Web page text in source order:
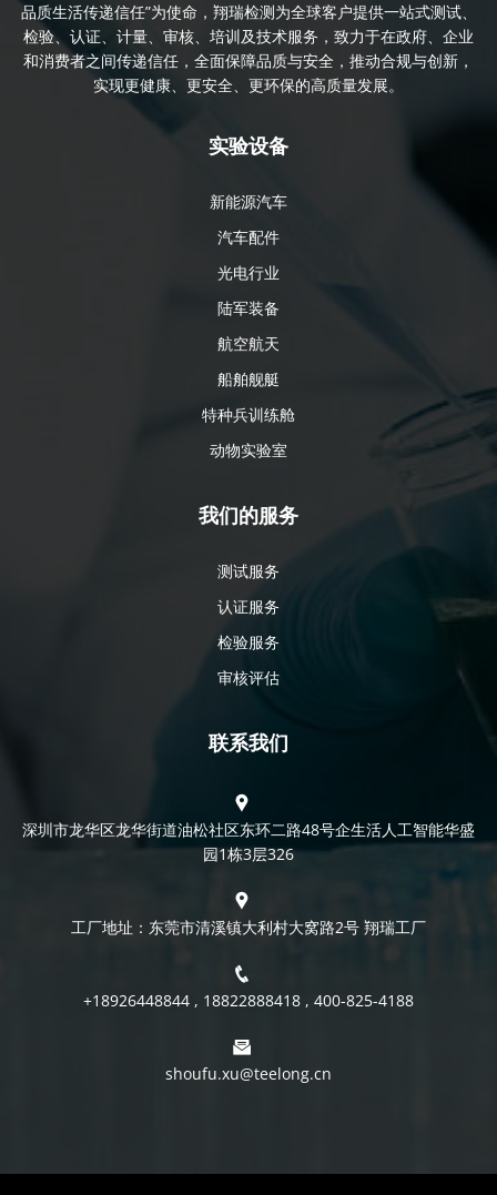
品质生活传递信任”为使命，翔瑞检测为全球客户提供一站式测试、
检验、认证、计量、审核、培训及技术服务，致力于在政府、企业
和消费者之间传递信任，全面保障品质与安全，推动合规与创新，
实现更健康、更安全、更环保的高质量发展。
实验设备
新能源汽车
汽车配件
光电行业
陆军装备
航空航天
船舶舰艇
特种兵训练舱
动物实验室
我们的服务
测试服务
认证服务
检验服务
审核评估
联系我们
深圳市龙华区龙华街道油松社区东环二路48号企生活人工智能华盛
园1栋3层326
工厂地址：东莞市清溪镇大利村大窝路2号 翔瑞工厂
+18926448844 , 18822888418 , 400-825-4188
shoufu.xu@teelong.cn